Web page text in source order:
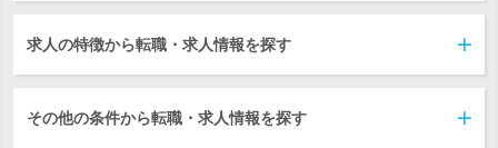
求人の特徴から転職・求人情報を探す
その他の条件から転職・求人情報を探す